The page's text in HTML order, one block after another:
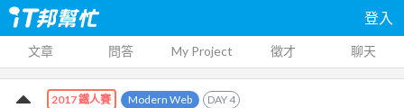
登入
文章 問答 My Project 徵才 聊天
2017 鐵人賽 Modern Web DAY4